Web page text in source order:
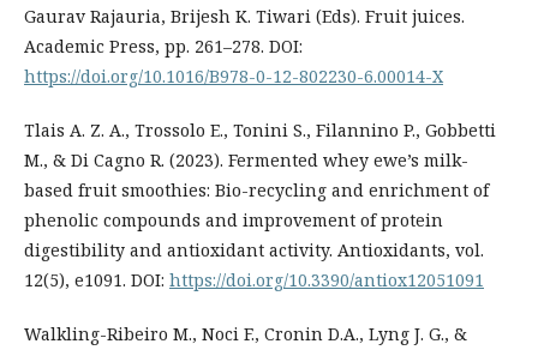
Gaurav Rajauria, Brijesh K. Tiwari (Eds). Fruit juices.
Academic Press, pp. 261–278. DOI:
https://doi.org/10.1016/B978-0-12-802230-6.00014-X
Tlais A. Z. A., Trossolo E., Tonini S., Filannino P., Gobbetti
M., & Di Cagno R. (2023). Fermented whey ewe’s milk-
based fruit smoothies: Bio-recycling and enrichment of
phenolic compounds and improvement of protein
digestibility and antioxidant activity. Antioxidants, vol.
12(5), e1091. DOI: https://doi.org/10.3390/antiox12051091
Walkling-Ribeiro M., Noci F., Cronin D.A., Lyng J. G., &